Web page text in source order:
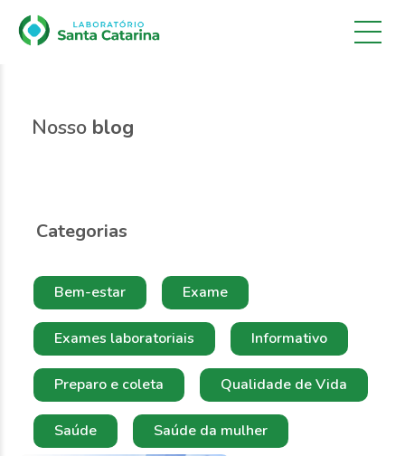
Nosso blog
Categorias
Bem-estar Exame
Exames laboratoriais Informativo
Preparo e coleta Qualidade de Vida
Saúde Saúde da mulher